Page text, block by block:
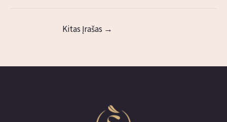
Kitas Įrašas →